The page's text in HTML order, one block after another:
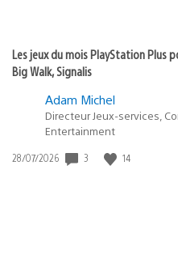
Les jeux du mois PlayStation Plus
Big Walk, Signalis
Adam Michel
Directeur Jeux-services,
Entertainment
Date
28/07/2026 3 14